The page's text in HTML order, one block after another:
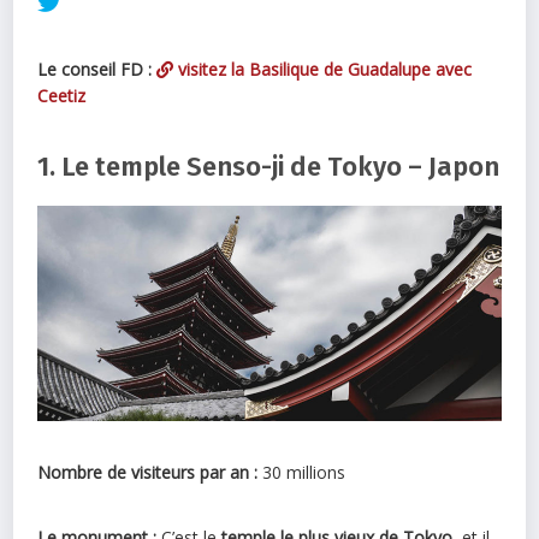
Le conseil FD :
visitez la Basilique de Guadalupe avec
Ceetiz
1. Le temple Senso-ji de Tokyo – Japon
Nombre de visiteurs par an : 30 millions